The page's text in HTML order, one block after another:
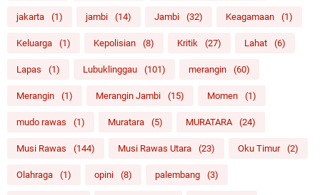
jakarta (1) jambi (14) Jambi (32) Keagamaan (1)
Keluarga (1) Kepolisian (8) Kritik (27) Lahat (6)
Lapas (1) Lubuklinggau (101) merangin (60)
Merangin (1) Merangin Jambi (15) Momen (1)
mudo rawas (1) Muratara (5) MURATARA (24)
Musi Rawas (144) Musi Rawas Utara (23) Oku Timur (2)
Olahraga (1) opini (8) palembang (3)